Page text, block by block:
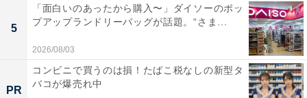
他の星座の運勢も見る
【6月の運勢】おひつじ座（牡羊座）
【6月の運勢】おうし座（牡牛座）
【6月の運勢】ふたご座（双子座）※今見ている記事
5
「面白いのあったから購入〜」ダイソーのポッ
プアップランドリーバッグが話題。“さま...
2026/08/03
PR
コンビニで買うのは損！たばこ税なしの新型タ
バコが爆売れ中